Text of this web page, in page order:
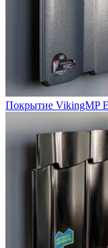
Покрытие VikingMP